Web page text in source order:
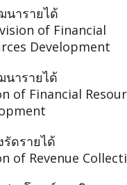
นารายได้
of Financial
Development
นารายได้
of Financial
รัดรายได้
of Revenue